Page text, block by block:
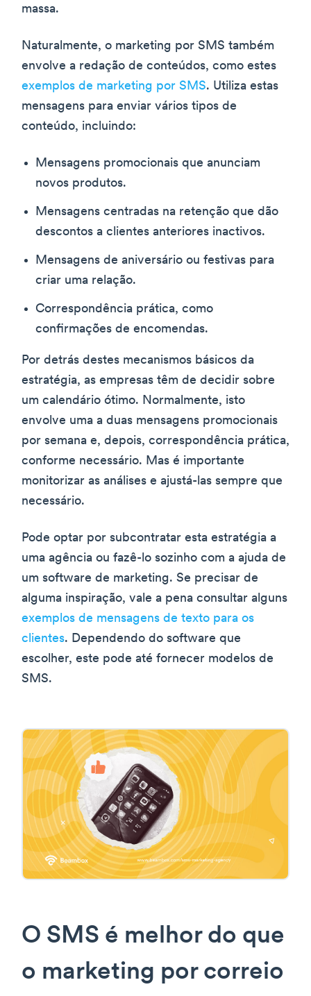
massa.
Naturalmente, o marketing por SMS também
envolve a redação de conteúdos, como estes
exemplos de marketing por SMS. Utiliza estas
mensagens para enviar vários tipos de
conteúdo, incluindo:
Mensagens promocionais que anunciam
novos produtos.
Mensagens centradas na retenção que dão
descontos a clientes anteriores inactivos.
Mensagens de aniversário ou festivas para
criar uma relação.
Correspondência prática, como
confirmações de encomendas.
Por detrás destes mecanismos básicos da
estratégia, as empresas têm de decidir sobre
um calendário ótimo. Normalmente, isto
envolve uma a duas mensagens promocionais
por semana e, depois, correspondência prática,
conforme necessário. Mas é importante
monitorizar as análises e ajustá-las sempre que
necessário.
Pode optar por subcontratar esta estratégia a
uma agência ou fazê-lo sozinho com a ajuda de
um software de marketing. Se precisar de
alguma inspiração, vale a pena consultar alguns
exemplos de mensagens de texto para os
clientes. Dependendo do software que
escolher, este pode até fornecer modelos de
SMS.
O SMS é melhor do que
o marketing por correio